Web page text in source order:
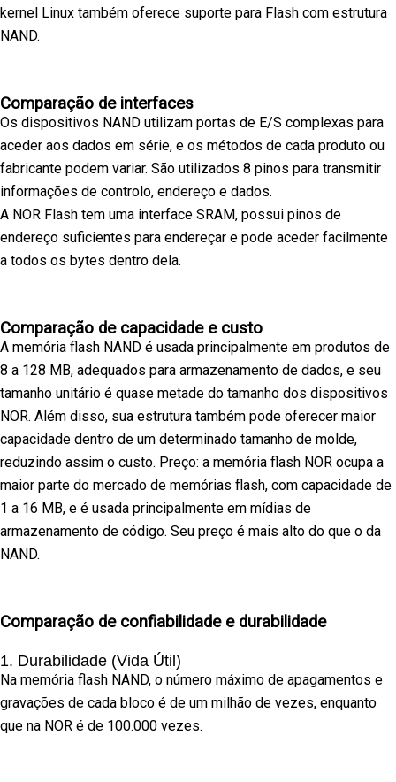
kernel Linux também oferece suporte para Flash com estrutura
NAND.
Comparação de interfaces
Os dispositivos NAND utilizam portas de E/S complexas para
aceder aos dados em série, e os métodos de cada produto ou
fabricante podem variar. São utilizados 8 pinos para transmitir
informações de controlo, endereço e dados.
A NOR Flash tem uma interface SRAM, possui pinos de
endereço suficientes para endereçar e pode aceder facilmente
a todos os bytes dentro dela.
Comparação de capacidade e custo
A memória flash NAND é usada principalmente em produtos de
8 a 128 MB, adequados para armazenamento de dados, e seu
tamanho unitário é quase metade do tamanho dos dispositivos
NOR. Além disso, sua estrutura também pode oferecer maior
capacidade dentro de um determinado tamanho de molde,
reduzindo assim o custo. Preço: a memória flash NOR ocupa a
maior parte do mercado de memórias flash, com capacidade de
1 a 16 MB, e é usada principalmente em mídias de
armazenamento de código. Seu preço é mais alto do que o da
NAND.
Comparação de confiabilidade e durabilidade
1. Durabilidade (vida Útil)
Na memória flash NAND, o número máximo de apagamentos e
gravações de cada bloco é de um milhão de vezes, enquanto
que na NOR é de 100.000 vezes.